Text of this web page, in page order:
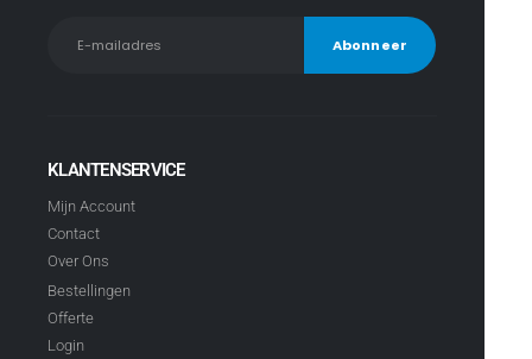
KLANTENSERVICE
Mijn Account
Contact
Over Ons
Bestellingen
Offerte
Login